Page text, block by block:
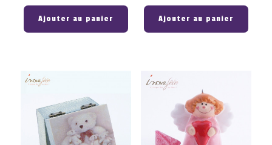
Ajouter au panier Ajouter au panier